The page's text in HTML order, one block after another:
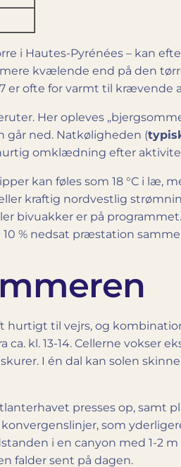
i Hautes-Pyrénées – kan
kvælende end på den
er ofte for varmt til krævende
Her opleves
går ned. Natkøligheden (
omklædning efter
kan føles som 18 °C i læ,
kraftig nordvestlig
bivuakker er på
% nedsat præstation
til vejrs, og
kl. 13-14. Cellerne vokser
I én dal kan solen
presses op, samt
som
i en canyon med 1-2
falder sent på dagen.